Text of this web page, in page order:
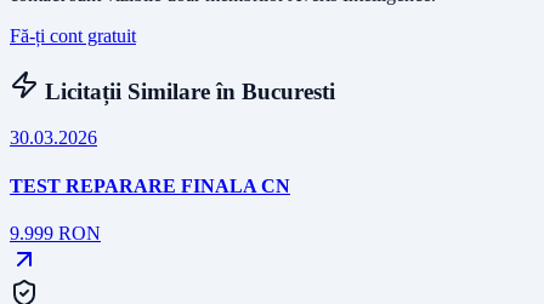
Fă-ți cont gratuit
Licitații Similare în Bucuresti
30.03.2026
TEST REPARARE FINALA CN
9.999 RON